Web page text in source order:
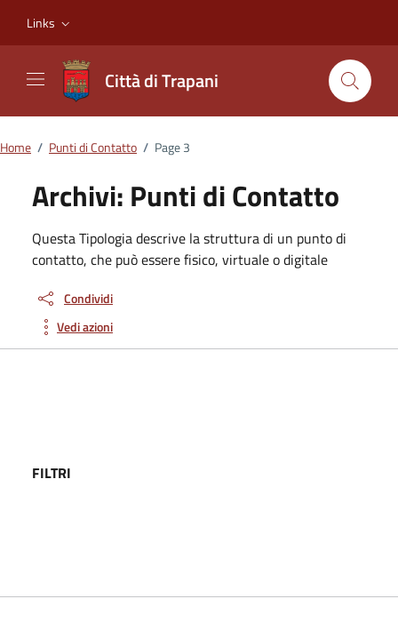
Links
Città di Trapani
Home / Punti di Contatto / Page 3
Archivi: Punti di Contatto
Questa Tipologia descrive la struttura di un punto di
contatto, che può essere fisico, virtuale o digitale
Condividi
Vedi azioni
FILTRI